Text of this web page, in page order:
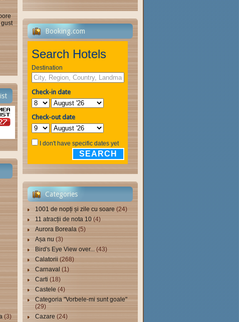
(3)
Booking.com
Search Hotels
Destination
Check-in date
Check-out date
I don't have specific dates yet
SEARCH
Categories
1001 de nopți și zile cu soare (24)
11 atracții de nota 10 (4)
Aurora Boreala (5)
Așa nu (3)
Bird's Eye View over... (43)
Calatorii (268)
Carnaval (1)
Carti (18)
Castele (4)
Categoria "Vorbele-mi sunt goale"
(29)
Cazare (24)